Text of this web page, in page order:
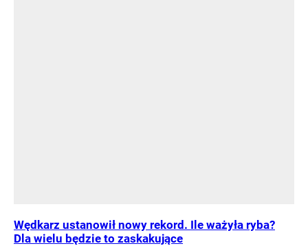
Wędkarz ustanowił nowy rekord. Ile ważyła ryba?
Dla wielu będzie to zaskakujące